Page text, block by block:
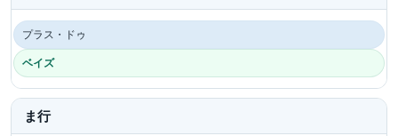
プラス・ドゥ
ベイズ
ま行